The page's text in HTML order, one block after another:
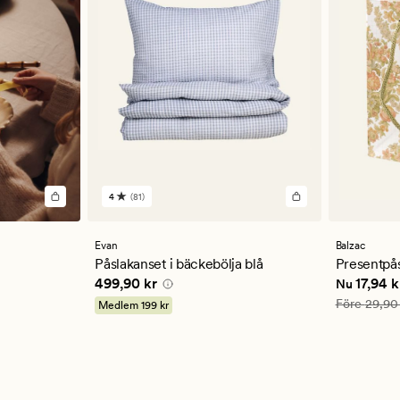
81
ett
genomsnittligt
betyg
på
4
4 (81)
Evan
Påslakanset i bäckebölja blå
Pris 499,90 kr
499,90 kr
Medlem199 kr
Balzac
Nu 17,94
Ordinarie
Före29,90